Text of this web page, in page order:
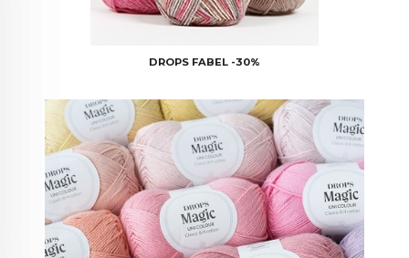
DROPS FABEL -30%